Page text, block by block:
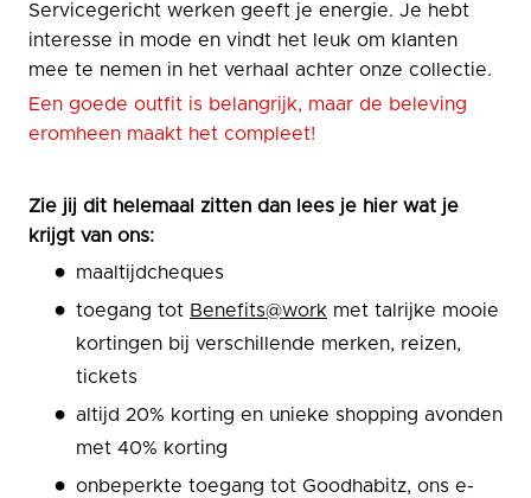
Servicegericht werken geeft je energie. Je hebt
interesse in mode en vindt het leuk om klanten
mee te nemen in het verhaal achter onze collectie.
Een goede outfit is belangrijk, maar de beleving
eromheen maakt het compleet!
Zie jij dit helemaal zitten dan lees je hier wat je
krijgt van ons:
maaltijdcheques
toegang tot Benefits@work met talrijke mooie
kortingen bij verschillende merken, reizen,
tickets
altijd 20% korting en unieke shopping avonden
met 40% korting
onbeperkte toegang tot Goodhabitz, ons e-